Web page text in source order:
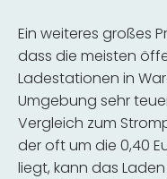
Ein weiteres großes
dass die meisten
Ladestationen in
Umgebung sehr
Vergleich zum
der oft um die 0,40
liegt, kann das